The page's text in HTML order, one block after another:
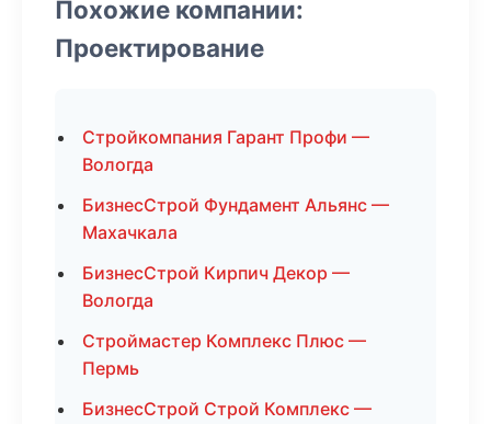
Похожие компании:
Проектирование
Стройкомпания Гарант Профи —
Вологда
БизнесСтрой Фундамент Альянс —
Махачкала
БизнесСтрой Кирпич Декор —
Вологда
Строймастер Комплекс Плюс —
Пермь
БизнесСтрой Строй Комплекс —